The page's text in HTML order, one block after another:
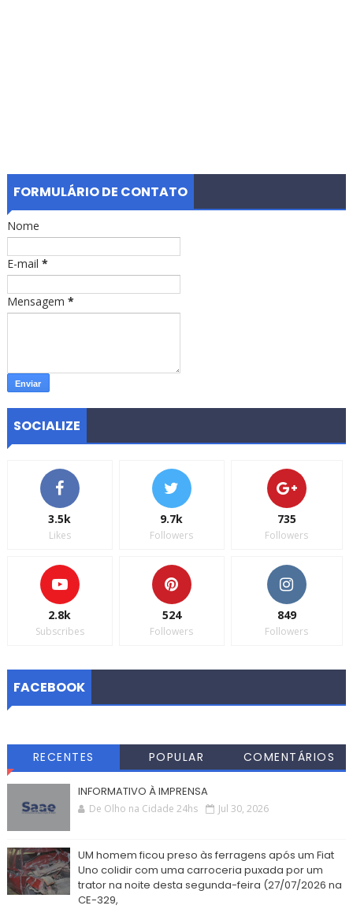
FORMULÁRIO DE CONTATO
Nome
E-mail *
Mensagem *
SOCIALIZE
3.5k
Likes
9.7k
Followers
735
Followers
2.8k
Subscribes
524
Followers
849
Followers
FACEBOOK
RECENTES POPULAR COMENTÁRIOS
INFORMATIVO À IMPRENSA
De Olho na Cidade 24hs Jul 30, 2026
UM homem ficou preso às ferragens após um Fiat
Uno colidir com uma carroceria puxada por um
trator na noite desta segunda-feira (27/07/2026 na
CE-329,